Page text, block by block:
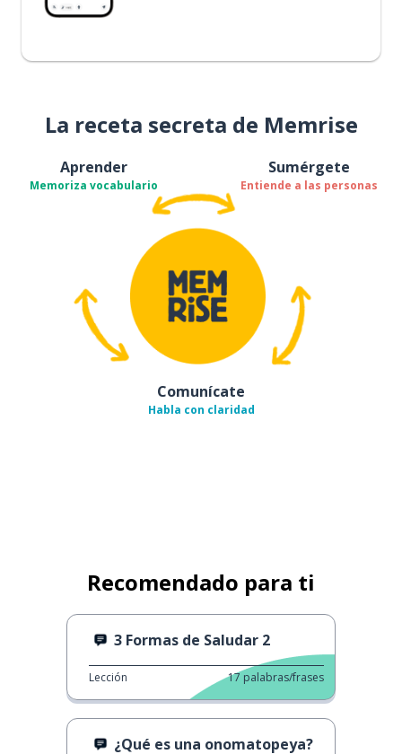
La receta secreta de Memrise
Aprender
Memoriza vocabulario
Sumérgete
Entiende a las personas
Comunícate
Habla con claridad
Recomendado para ti
3 Formas de Saludar 2
Lección 17 palabras/frases
¿Qué es una onomatopeya?